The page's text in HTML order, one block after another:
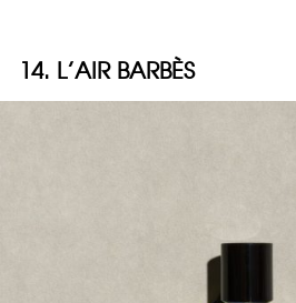
14. L’AIR BARBÈS